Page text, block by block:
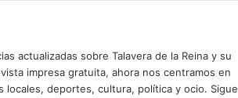
actualizadas sobre Talavera de la Reina y su
impresa gratuita, ahora nos centramos en
deportes, cultura, política y ocio. Sigue